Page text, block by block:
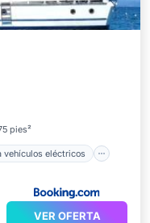
pies²
vehículos eléctricos
eléctricos
VER OFERTA